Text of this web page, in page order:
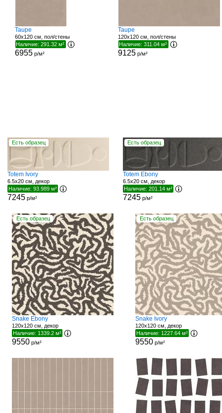
Taupe
60x120 см, пол/стены
Наличие: 291.32 м²
6955 р/м²
Taupe
120x120 см, пол/стены
Наличие: 311.04 м²
9125 р/м²
Есть образец
Totem Ivory
6.5x20 см, декор
Наличие: 93.989 м²
7245 р/м²
Есть образец
Totem Ebony
6.5x20 см, декор
Наличие: 201.14 м²
7245р/м²
Есть образец
Snake Ebony
120x120 см, декор
Наличие: 1339.2 м²
9550р/м²
Есть образец
Snake Ivory
120x120 см, декор
Наличие: 1227.64 м²
9550р/м²